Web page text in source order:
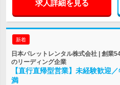
求人詳細を見る
新着
日本パレットレンタル株式会社 | 創業
のリーディング企業
【直行直帰型営業】未経験歓迎
満